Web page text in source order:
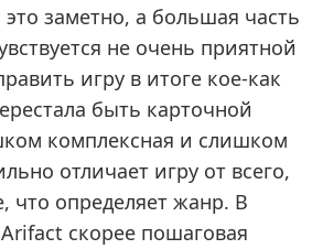
заметно, а большая часть
не очень приятной
игру в итоге кое-как
быть карточной
комплексная и слишком
отличает игру от всего,
что определяет жанр. В
скорее пошаговая